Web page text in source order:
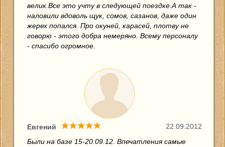
велик.Все это учту в следующей поездке.А так -
наловили вдоволь щук, сомов, сазанов, даже один
жерех попался. Про окуней, карасей, плотву не
говорю - этого добра немеряно. Всему персоналу
- спасибо огромное.
22.09.2012
Евгений
Были на базе 15-20.09.12. Впечатления самые